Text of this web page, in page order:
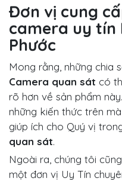
Đơn vị cung
camera uy tín
Phước
Mong rằng, những chia
Camera quan sát có
rõ hơn về sản phẩm
những kiến thức trên
giúp ích cho Quý vị
quan sát.
Ngoài ra, chúng tôi
một đơn vị Uy Tín